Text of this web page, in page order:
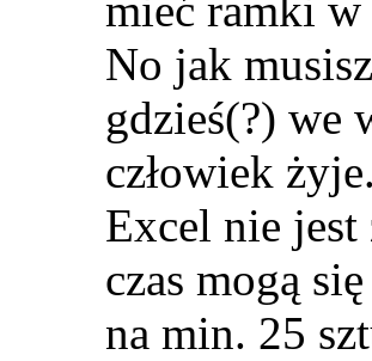
mieć ramki w
No jak
gdzieś(?) we
człowiek żyje.
Excel nie jest
czas mogą
na min. 25